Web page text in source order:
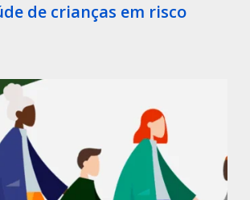
de crianças em risco